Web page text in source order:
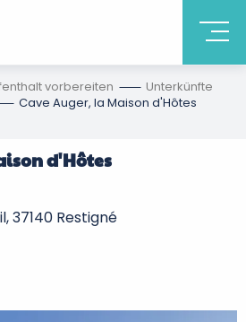
vorbereiten
Unterkünfte
Cave Auger, la Maison d'Hôtes
d'Hôtes
37140 Restigné